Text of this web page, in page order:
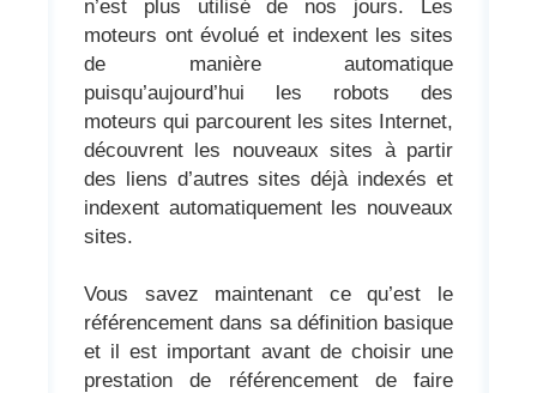
n’est plus utilisé de nos jours. Les
moteurs ont évolué et indexent les sites
de manière automatique
puisqu’aujourd’hui les robots des
moteurs qui parcourent les sites Internet,
découvrent les nouveaux sites à partir
des liens d’autres sites déjà indexés et
indexent automatiquement les nouveaux
sites.
Vous savez maintenant ce qu’est le
référencement dans sa définition basique
et il est important avant de choisir une
prestation de référencement de faire